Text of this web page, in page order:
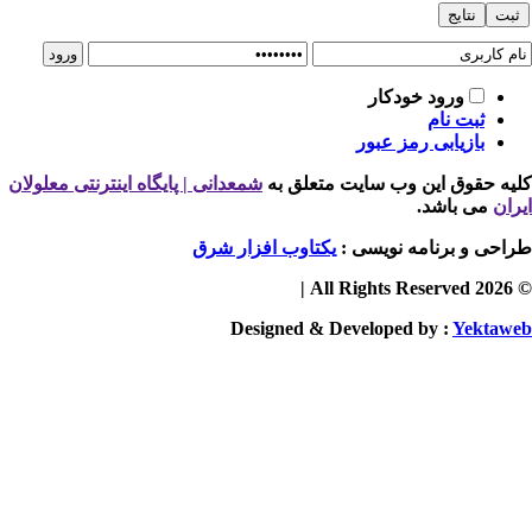
ورود خودکار
ثبت نام
بازیابی رمز عبور
حقوق این وب سایت متعلق بهشمعدانی | پایگاه اینترنتی معلولان
می باشد.
و برنامه نویسی : یکتاوب افزار شرق
©
Designed & Developed by :